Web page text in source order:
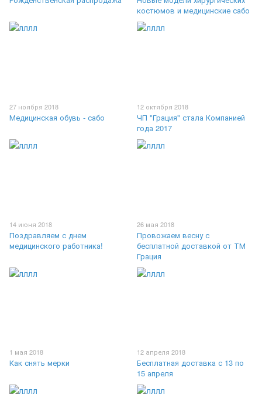
костюмов и медицинские сабо
27 ноября 2018
Медицинская обувь - сабо
12 октября 2018
ЧП "Грация" стала Компанией
года 2017
14 июня 2018
Поздравляем с днем
медицинского работника!
26 мая 2018
Провожаем весну с
бесплатной доставкой от ТМ
Грация
1 мая 2018
Как снять мерки
12 апреля 2018
Бесплатная доставка с 13 по
15 апреля